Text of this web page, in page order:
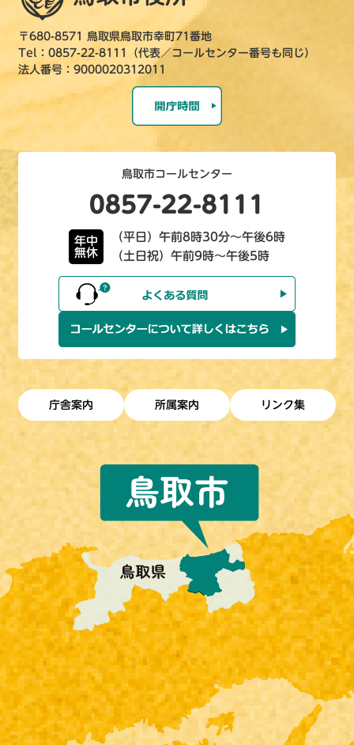
〒680-8571 鳥取県鳥取市幸町71番地
Tel：0857-22-8111（代表／コールセンター番号も同じ）
法人番号：9000020312011
鳥取市コールセンター
0857-22-8111
年中
無休
（平日）午前8時30分～午後6時
（土日祝）午前9時～午後5時
庁舎案内 所属案内 リンク集